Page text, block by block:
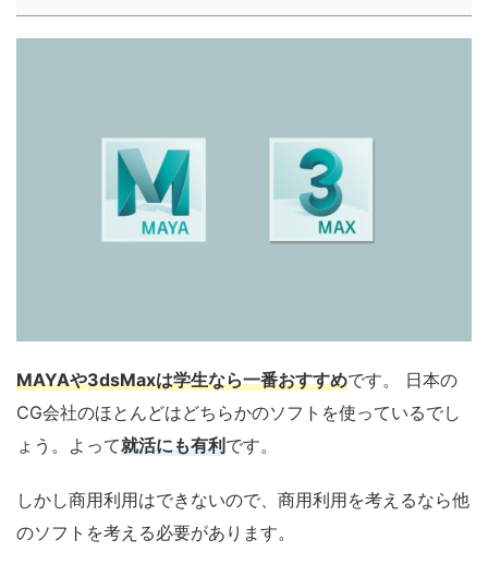
MAYAや3dsMaxは学生なら一番おすすめです。 日本の
CG会社のほとんどはどちらかのソフトを使っているでし
ょう。よって就活にも有利 です。
しかし商用利用はできないので、商用利用を考えるなら他
のソフトを考える必要があります。